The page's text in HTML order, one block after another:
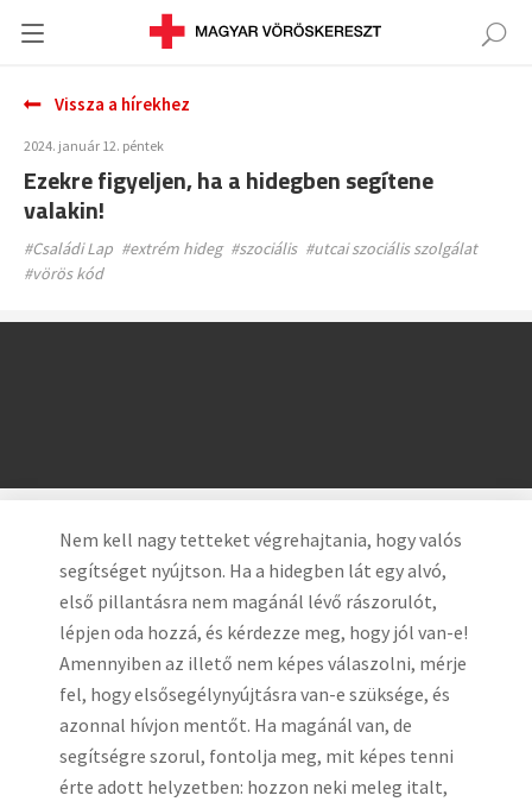
Vissza a hírekhez
2024. január 12. péntek
Ezekre figyeljen, ha a hidegben segítene
valakin!
#Családi Lap #extrém hideg #szociális #utcai szociális szolgálat
#vörös kód
Nem kell nagy tetteket végrehajtania, hogy valós
segítséget nyújtson. Ha a hidegben lát egy alvó,
első pillantásra nem magánál lévő rászorulót,
lépjen oda hozzá, és kérdezze meg, hogy jól van-e!
Amennyiben az illető nem képes válaszolni, mérje
fel, hogy elsősegélynyújtásra van-e szüksége, és
azonnal hívjon mentőt. Ha magánál van, de
segítségre szorul, fontolja meg, mit képes tenni
érte adott helyzetben: hozzon neki meleg italt,